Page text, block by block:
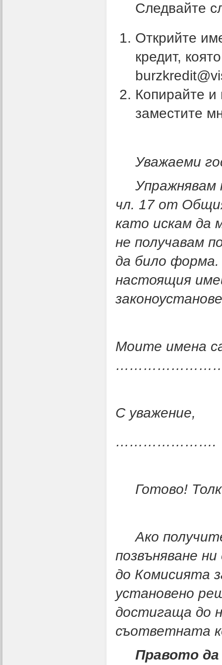
Следвайте
Открийте
кредит,
Копирайте и
заместите
Уважаеми
Упражнявам
чл. 17 от
като искам да
не получавам
да било форма.
настоящия
Моите
С уважение,
………………….
Готово!
Ако
позвъняване
до Комисията
установено
достигаща до
съответната
Правото